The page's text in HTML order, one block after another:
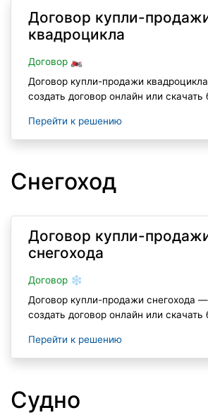
Договор купли-
квадроцикла
Договор 🏍
Договор купли-продажи
создать договор онлайн или скачать
Перейти к решению
Снегоход
Договор купли-
снегохода
Договор ❄
Договор купли-продажи снегохода
создать договор онлайн или скачать
Перейти к решению
Судно